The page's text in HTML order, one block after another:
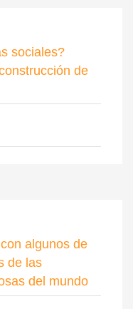
sociales?
de
algunos de
de las
del mundo